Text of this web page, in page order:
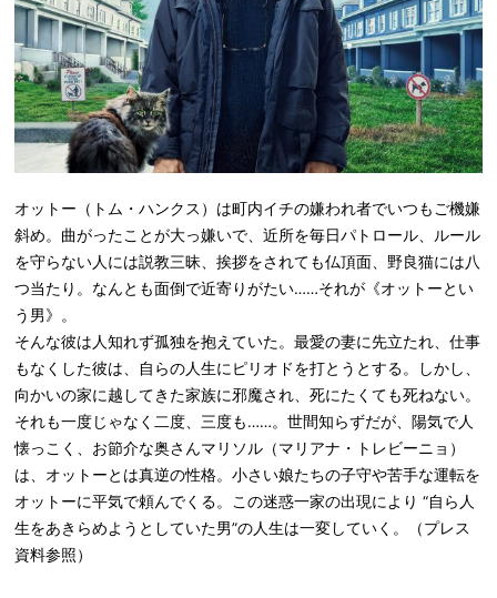
オットー（トム・ハンクス）は町内イチの嫌われ者でいつもご機嫌
斜め。曲がったことが大っ嫌いで、近所を毎日パトロール、ルール
を守らない人には説教三昧、挨拶をされても仏頂面、野良猫には八
つ当たり。なんとも面倒で近寄りがたい……それが《オットーとい
う男》。
そんな彼は人知れず孤独を抱えていた。最愛の妻に先立たれ、仕事
もなくした彼は、自らの人生にピリオドを打とうとする。しかし、
向かいの家に越してきた家族に邪魔され、死にたくても死ねない。
それも一度じゃなく二度、三度も……。世間知らずだが、陽気で人
懐っこく、お節介な奥さんマリソル（マリアナ・トレビーニョ）
は、オットーとは真逆の性格。小さい娘たちの子守や苦手な運転を
オットーに平気で頼んでくる。この迷惑一家の出現により “自ら人
生をあきらめようとしていた男”の人生は一変していく。（プレス
資料参照）